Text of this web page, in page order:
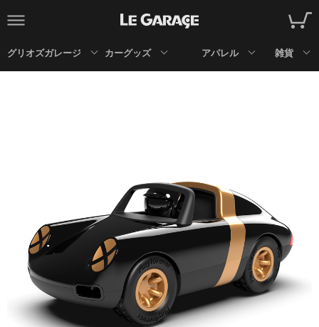
グリオズガレージ カーグッズ アパレル 雑貨